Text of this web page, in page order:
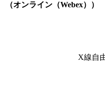
（オンライン（Webex）
X線自